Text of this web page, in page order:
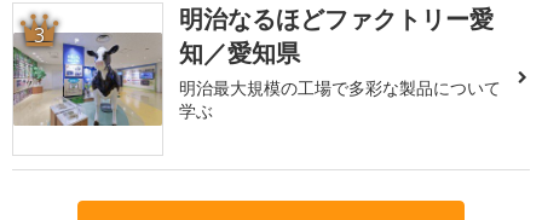
3
明治なるほどファクトリー愛
知／愛知県
明治最大規模の工場で多彩な製品について
学ぶ